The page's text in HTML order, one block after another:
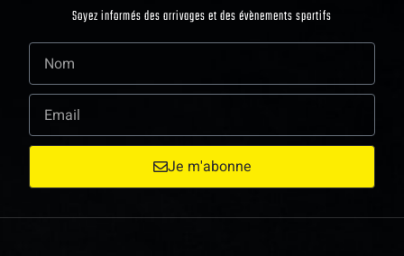
Soyez informés des arrivages et des évènements sportifs
Je m'abonne